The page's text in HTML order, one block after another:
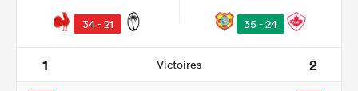
34 - 21 35 - 24
1 Victoires 2